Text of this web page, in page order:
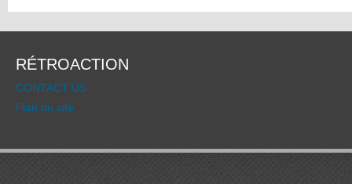
RÉTROACTION
CONTACT US
Plan du site